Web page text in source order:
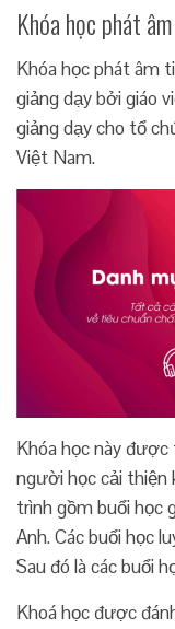
Khóa học phát
Khóa học phát âm
giảng dạy bởi giáo
giảng dạy cho tổ
Việt Nam.
Khóa học này
người học cải thiện
trình gồm buổi học
Anh. Các buổi học
Sau đó là các buổi
Khoá học được